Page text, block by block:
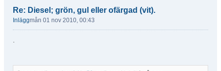
Re: Diesel; grön, gul eller ofärgad (vit).
Inläggmån 01 nov 2010, 00:43